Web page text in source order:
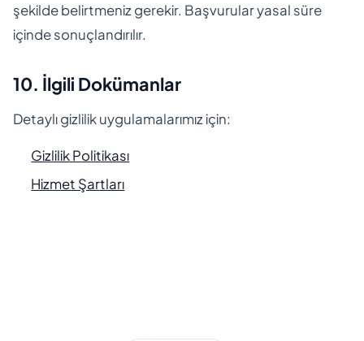
şekilde belirtmeniz gerekir. Başvurular yasal süre
içinde sonuçlandırılır.
10. İlgili Dokümanlar
Detaylı gizlilik uygulamalarımız için:
Gizlilik Politikası
Hizmet Şartları